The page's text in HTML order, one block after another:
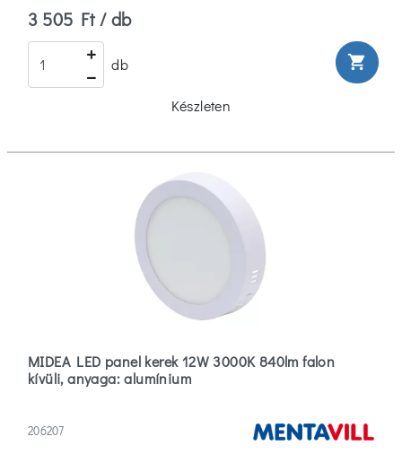
3 505 Ft / db
db shopping_cart
Készleten
MIDEA LED panel kerek 12W 3000K 840lm falon
kívüli, anyaga: alumínium
206207